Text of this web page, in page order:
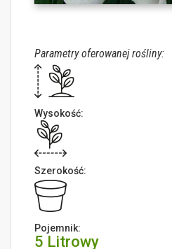
Parametry oferowanej rośliny:
Wysokość:
Szerokość:
Pojemnik:
5 Litrowy